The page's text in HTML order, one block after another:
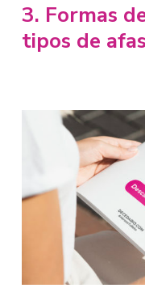
3. Formas
tipos de